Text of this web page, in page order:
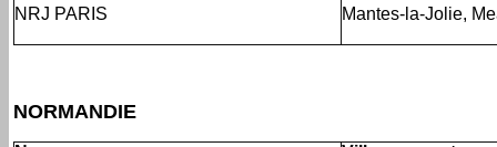
NRJ PARIS Mantes-la-Jolie,
NORMANDIE